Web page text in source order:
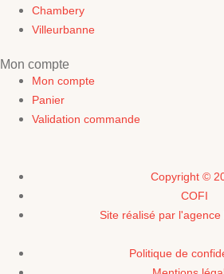
Chambery
Villeurbanne
Mon compte
Mon compte
Panier
Validation commande
Copyright ©
COFI
Site réalisé par l'agence
Politique de